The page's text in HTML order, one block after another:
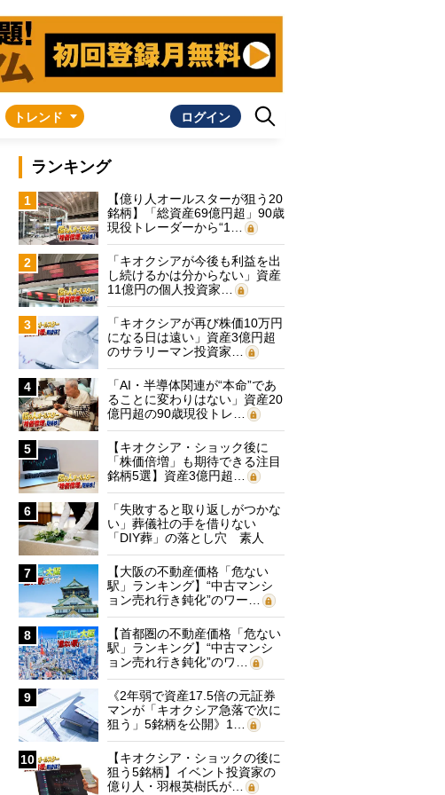
トレンド ログイン
ランキング
1
【億り人オールスターが狙う20
銘柄】「総資産69億円超」90歳
現役トレーダーから“1…
2
「キオクシアが今後も利益を出
し続けるかは分からない」資産
11億円の個人投資家…
3
「キオクシアが再び株価10万円
になる日は遠い」資産3億円超
のサラリーマン投資家…
4
「AI・半導体関連が“本命”であ
ることに変わりはない」資産20
億円超の90歳現役トレ…
5
【キオクシア・ショック後に
「株価倍増」も期待できる注目
銘柄5選】資産3億円超…
6
「失敗すると取り返しがつかな
い」葬儀社の手を借りない
「DIY葬」の落とし穴 素人
に…
7
【大阪の不動産価格「危ない
駅」ランキング】“中古マンシ
ョン売れ行き鈍化”のワー…
8
【首都圏の不動産価格「危ない
駅」ランキング】“中古マンシ
ョン売れ行き鈍化”のワ…
9
《2年弱で資産17.5倍の元証券
マンが「キオクシア急落で次に
狙う」5銘柄を公開》1…
10
【キオクシア・ショックの後に
狙う5銘柄】イベント投資家の
億り人・羽根英樹氏が…